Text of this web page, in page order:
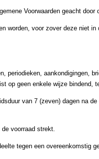
Voorwaarden geacht
worden, voor zover deze niet
periodieken, aankondigingen,
op geen enkele wijze bindend,
van 7 (zeven) dagen na
voorraad strekt.
tegen een overeenkomstig